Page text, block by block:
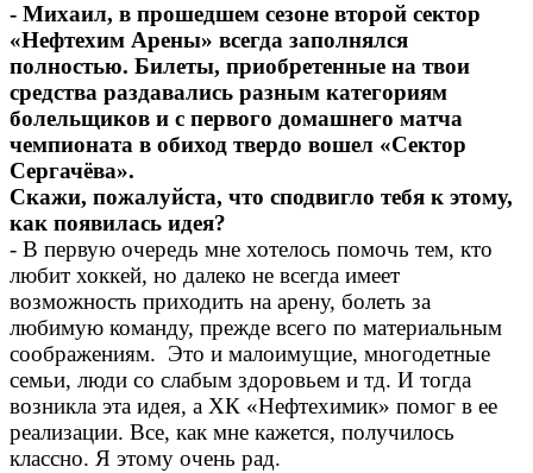
- Михаил, в прошедшем сезоне второй сектор
«Нефтехим Арены» всегда заполнялся
полностью. Билеты, приобретенные на твои
средства раздавались разным категориям
болельщиков и с первого домашнего матча
чемпионата в обиход твердо вошел «Сектор
Сергачёва».
Скажи, пожалуйста, что сподвигло тебя к этому,
как появилась идея?
- В первую очередь мне хотелось помочь тем, кто
любит хоккей, но далеко не всегда имеет
возможность приходить на арену, болеть за
любимую команду, прежде всего по материальным
соображениям. Это и малоимущие, многодетные
семьи, люди со слабым здоровьем и тд. И тогда
возникла эта идея, а ХК «Нефтехимик» помог в ее
реализации. Все, как мне кажется, получилось
классно. Я этому очень рад.